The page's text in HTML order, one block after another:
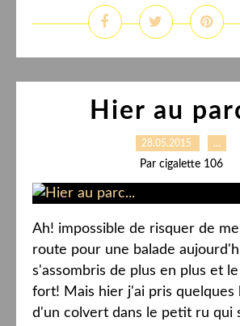
Hier au
28.05.2015 …
Par cigalette 106
Ah! impossible de risquer de
route pour une balade
s'assombris de plus en plus et
fort! Mais hier j'ai pris quelques
d'un colvert dans le petit ru qui